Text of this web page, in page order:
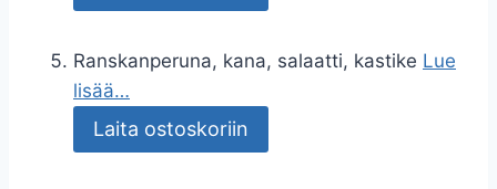
Ranskanperuna, kana, salaatti, kastike Lue
lisää…
Laita ostoskoriin